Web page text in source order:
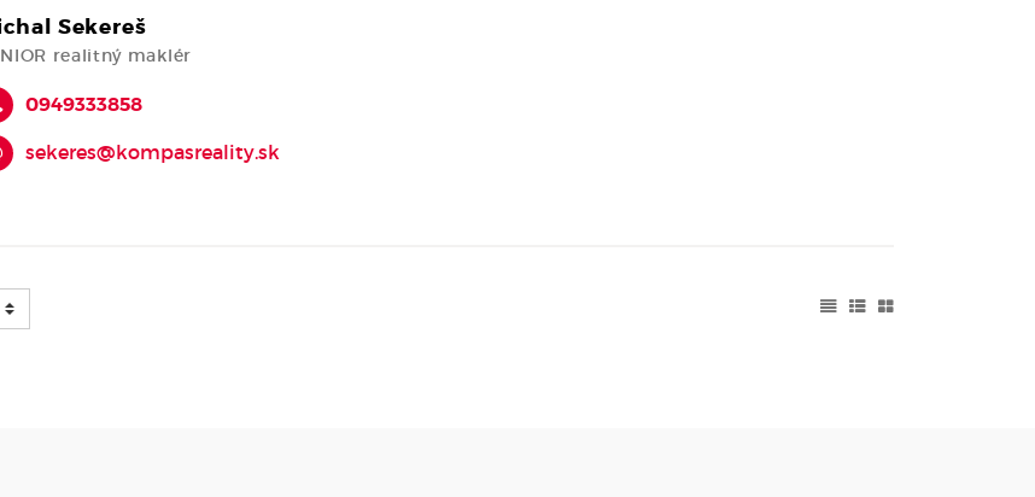
Sekereš
realitný maklér
0949333858
sekeres@kompasreality.sk